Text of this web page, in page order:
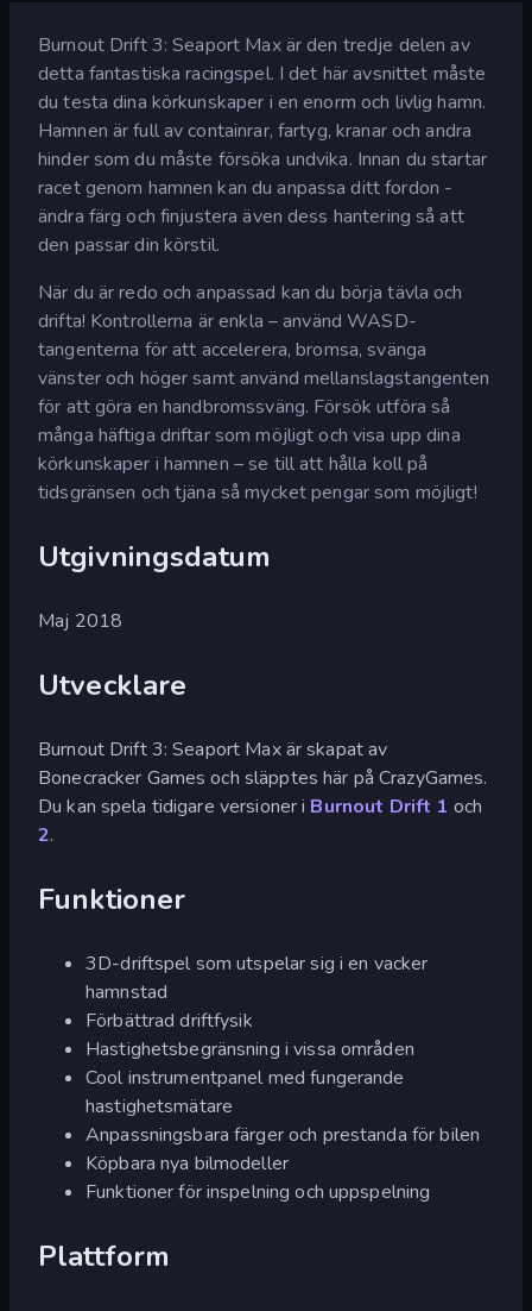
Burnout Drift 3: Seaport Max är den tredje delen av
detta fantastiska racingspel. I det här avsnittet måste
du testa dina körkunskaper i en enorm och livlig hamn.
Hamnen är full av containrar, fartyg, kranar och andra
hinder som du måste försöka undvika. Innan du startar
racet genom hamnen kan du anpassa ditt fordon -
ändra färg och finjustera även dess hantering så att
den passar din körstil.
När du är redo och anpassad kan du börja tävla och
drifta! Kontrollerna är enkla – använd WASD-
tangenterna för att accelerera, bromsa, svänga
vänster och höger samt använd mellanslagstangenten
för att göra en handbromssväng. Försök utföra så
många häftiga driftar som möjligt och visa upp dina
körkunskaper i hamnen – se till att hålla koll på
tidsgränsen och tjäna så mycket pengar som möjligt!
Utgivningsdatum
Maj 2018
Utvecklare
Burnout Drift 3: Seaport Max är skapat av
Bonecracker Games och släpptes här på CrazyGames.
Du kan spela tidigare versioner i Burnout Drift 1 och
2.
Funktioner
3D-driftspel som utspelar sig i en vacker
hamnstad
Förbättrad driftfysik
Hastighetsbegränsning i vissa områden
Cool instrumentpanel med fungerande
hastighetsmätare
Anpassningsbara färger och prestanda för bilen
Köpbara nya bilmodeller
Funktioner för inspelning och uppspelning
Plattform